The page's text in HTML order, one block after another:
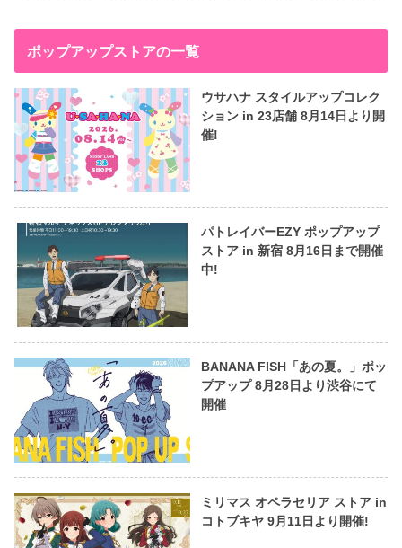
ポップアップストアの一覧
ウサハナ スタイルアップコレク
ション in 23店舗 8月14日より開
催!
パトレイバーEZY ポップアップ
ストア in 新宿 8月16日まで開催
中!
BANANA FISH「あの夏。」ポッ
プアップ 8月28日より渋谷にて
開催
ミリマス オペラセリア ストア in
コトブキヤ 9月11日より開催!